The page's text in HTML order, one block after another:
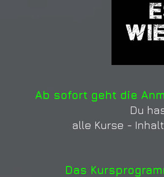
Ab sofort geht die
Du
alle Kurse -
Das